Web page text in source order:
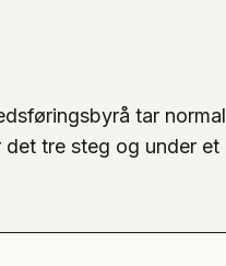
tar
det tre steg og under et